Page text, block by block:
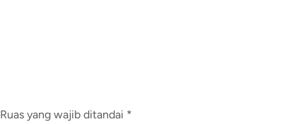
Ruas yang wajib ditandai *